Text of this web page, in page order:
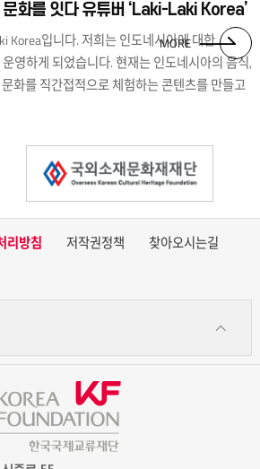
화를 잇다 유튜버 ‘Laki-Laki Korea’
Korea입니다. 저희는 인도네시아에 대한
영하게 되었습니다. 현재는 인도네시아의 음식,
화를 직간접적으로 체험하는 콘텐츠를 만들고
MORE
리방침 저작권정책
찾아오시는길